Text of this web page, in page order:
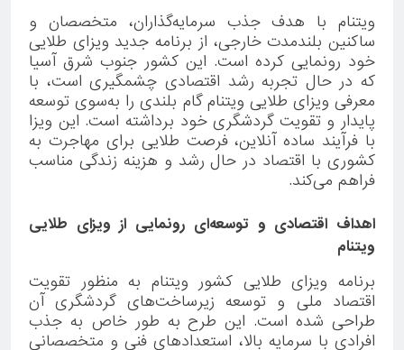
ویتنام با هدف جذب سرمایه‌گذاران، متخصصان و
ساکنین بلندمدت خارجی، از برنامه جدید ویزای طلایی
خود رونمایی کرده است. این کشور جنوب شرق آسیا
که در حال تجربه رشد اقتصادی چشمگیری است، با
معرفی ویزای طلایی ویتنام گام بلندی را به‌سوی توسعه
پایدار و تقویت گردشگری خود برداشته است. این ویزا
با فرآیند ساده آنلاین، فرصت طلایی برای مهاجرت به
کشوری با اقتصاد در حال رشد و هزینه زندگی مناسب
فراهم می‌کند.
اهداف اقتصادی و توسعه‌ای رونمایی از ویزای طلایی
ویتنام
برنامه ویزای طلایی کشور ویتنام به منظور تقویت
اقتصاد ملی و توسعه زیرساخت‌های گردشگری آن
طراحی شده است. این طرح به طور خاص به جذب
افرادی با سرمایه بالا، استعدادهای فنی و متخصصانی